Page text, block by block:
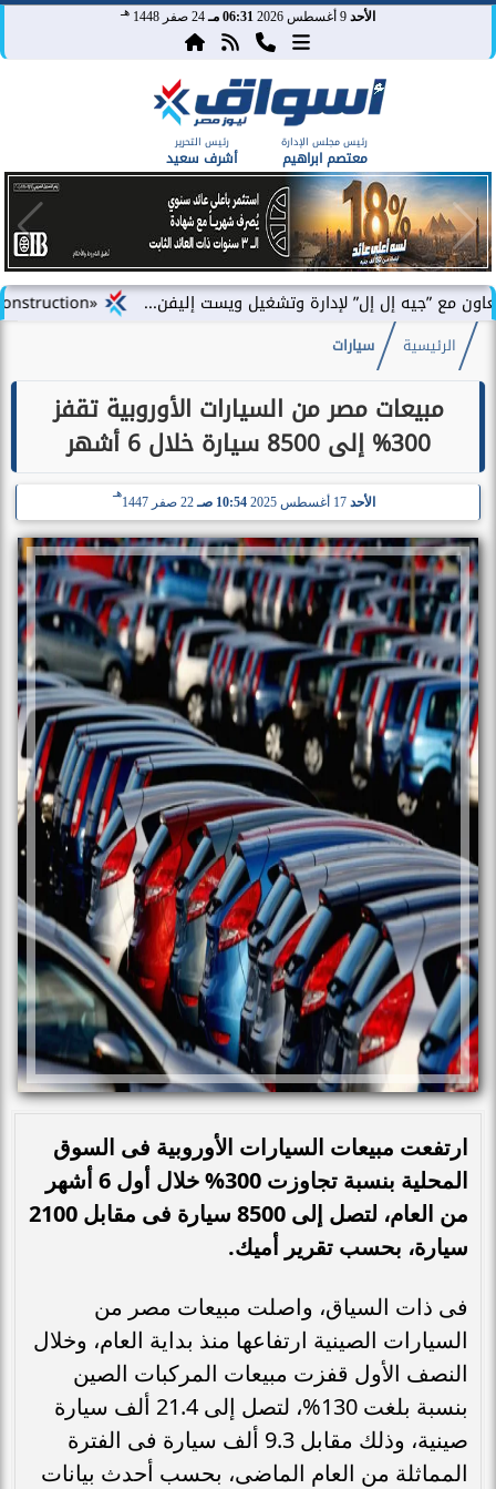
الأحد 06:31 مـ 24 صفر 1448 هـ
رئيس مجلس الإدارة
معتصم ابراهيم
رئيس التحرير
أشرف سعيد
«DAC Construction» تطلق «أركلاين للتطوير العقاري» في مصر وتستعد للإعلان عن محفظة... إل إل” لإدارة وتشغيل ويست إليفن...
الرئيسية سيارات
مبيعات مصر من السيارات الأوروبية تقفز
300% إلى 8500 سيارة خلال 6 أشهر
الأحد 17 أغسطس 2025 10:54 صـ 22 صفر 1447
هـ
ارتفعت مبيعات السيارات الأوروبية فى السوق
المحلية بنسبة تجاوزت 300% خلال أول 6 أشهر
من العام، لتصل إلى 8500 سيارة فى مقابل 2100
سيارة، بحسب تقرير أميك.
فى ذات السياق، واصلت مبيعات مصر من
السيارات الصينية ارتفاعها منذ بداية العام، وخلال
النصف الأول قفزت مبيعات المركبات الصين
بنسبة بلغت 130%، لتصل إلى 21.4 ألف سيارة
صينية، وذلك مقابل 9.3 ألف سيارة فى الفترة
المماثلة من العام الماضى، بحسب أحدث بيانات